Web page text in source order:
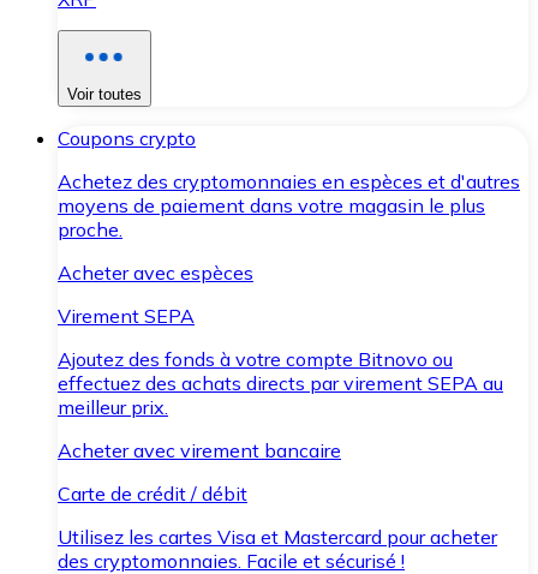
Voir toutes
Coupons crypto
Achetez des cryptomonnaies en espèces et d'autres
moyens de paiement dans votre magasin le plus
proche.
Acheter avec espèces
Virement SEPA
Ajoutez des fonds à votre compte Bitnovo ou
effectuez des achats directs par virement SEPA au
meilleur prix.
Acheter avec virement bancaire
Carte de crédit / débit
Utilisez les cartes Visa et Mastercard pour acheter
des cryptomonnaies. Facile et sécurisé !